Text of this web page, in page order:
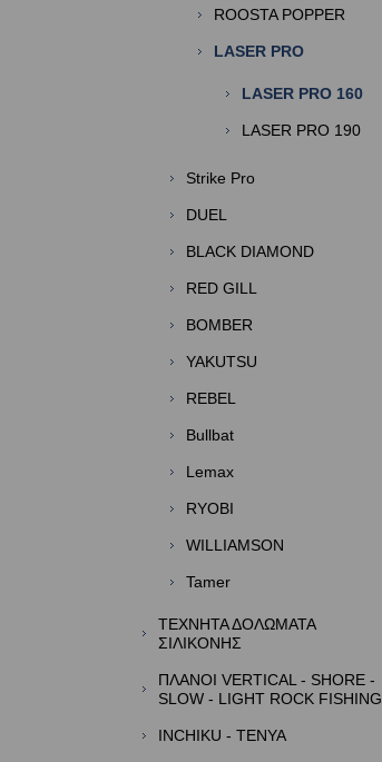
ROOSTA POPPER
LASER PRO
LASER PRO 160
LASER PRO 190
Strike Pro
DUEL
BLACK DIAMOND
RED GILL
BOMBER
YAKUTSU
REBEL
Bullbat
Lemax
RYOBI
WILLIAMSON
Tamer
ΤΕΧΝΗΤΑ ΔΟΛΩΜΑΤΑ
ΣΙΛΙΚΟΝΗΣ
ΠΛΑΝΟΙ VERTICAL - SHORE -
SLOW - LIGHT ROCK FISHING
INCHIKU - TENYA